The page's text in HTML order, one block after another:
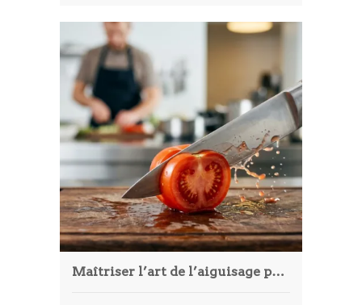
Maîtriser l’art de l’aiguisage pour garder des couteaux performants